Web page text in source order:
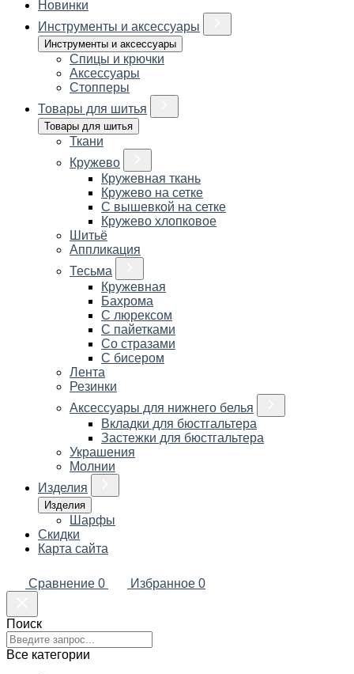
Новинки
Инструменты и аксессуары
Инструменты и аксессуары
Спицы и крючки
Аксессуары
Стопперы
Товары для шитья
Товары для шитья
Ткани
Кружево
Кружевная ткань
Кружево на сетке
С вышевкой на сетке
Кружево хлопковое
Шитьё
Аппликация
Тесьма
Кружевная
Бахрома
С люрексом
С пайетками
Со стразами
С бисером
Лента
Резинки
Аксессуары для нижнего белья
Вкладки для бюстгальтера
Застежки для бюстгальтера
Украшения
Молнии
Изделия
Изделия
Шарфы
Скидки
Карта сайта
Сравнение 0 Избранное 0
Поиск
Все категории